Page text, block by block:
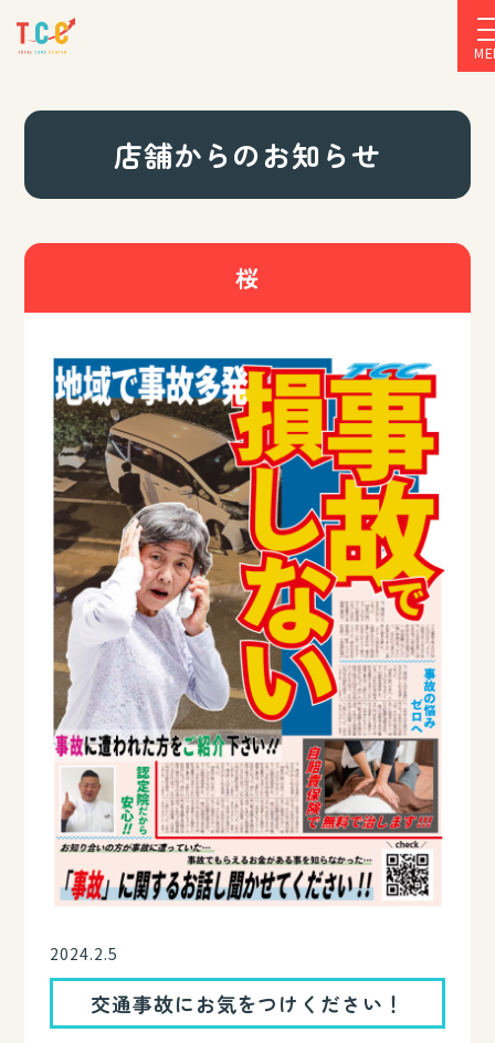
店舗からのお知らせ
桜
2024.2.5
交通事故にお気をつけください！